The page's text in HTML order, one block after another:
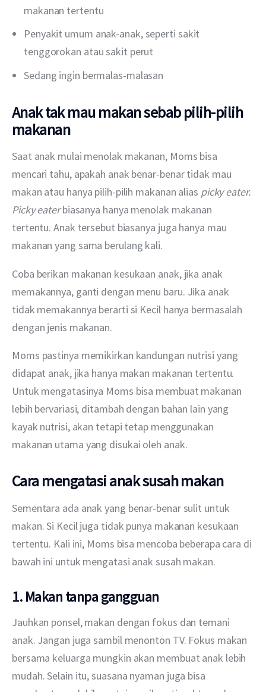
makanan tertentu
Penyakit umum anak-anak, seperti sakit
tenggorokan atau sakit perut
Sedang ingin bermalas-malasan
Anak tak mau makan sebab pilih-pilih
makanan
Saat anak mulai menolak makanan, Moms bisa
mencari tahu, apakah anak benar-benar tidak mau
makan atau hanya pilih-pilih makanan alias picky eater.
Picky eater biasanya hanya menolak makanan
tertentu. Anak tersebut biasanya juga hanya mau
makanan yang sama berulang kali.
Coba berikan makanan kesukaan anak, jika anak
memakannya, ganti dengan menu baru. Jika anak
tidak memakannya berarti si Kecil hanya bermasalah
dengan jenis makanan.
Moms pastinya memikirkan kandungan nutrisi yang
didapat anak, jika hanya makan makanan tertentu.
Untuk mengatasinya Moms bisa membuat makanan
lebih bervariasi, ditambah dengan bahan lain yang
kayak nutrisi, akan tetapi tetap menggunakan
makanan utama yang disukai oleh anak.
Cara mengatasi anak susah makan
Sementara ada anak yang benar-benar sulit untuk
makan. Si Kecil juga tidak punya makanan kesukaan
tertentu. Kali ini, Moms bisa mencoba beberapa cara di
bawah ini untuk mengatasi anak susah makan.
1. Makan tanpa gangguan
Jauhkan ponsel, makan dengan fokus dan temani
anak. Jangan juga sambil menonton TV. Fokus makan
bersama keluarga mungkin akan membuat anak lebih
mudah. Selain itu, suasana nyaman juga bisa